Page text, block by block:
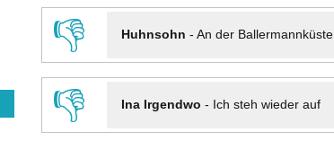
👎
Huhnsohn - An der Ballermannküste
👎
Ina Irgendwo - Ich steh wieder auf